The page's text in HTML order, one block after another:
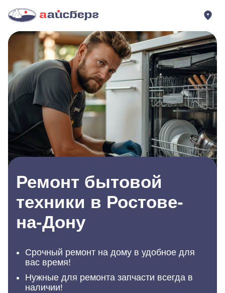
Ремонт бытовой
техники в Ростове-
на-Дону
Срочный ремонт на дому в удобное для
вас время!
Нужные для ремонта запчасти всегда в
наличии!